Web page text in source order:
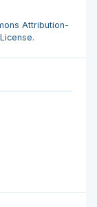
Attribution-
.